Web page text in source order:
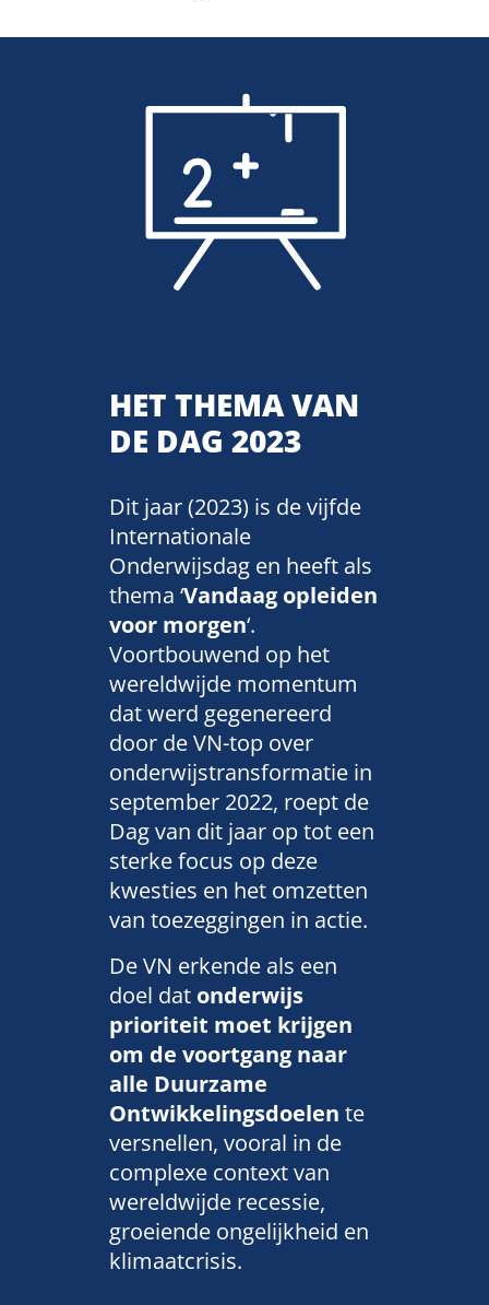
HET THEMA VAN
DE DAG 2023
Dit jaar (2023) is de vijfde
Internationale
Onderwijsdag en heeft als
thema ‘Vandaag opleiden
voor morgen‘.
Voortbouwend op het
wereldwijde momentum
dat werd gegenereerd
door de VN-top over
onderwijstransformatie in
september 2022, roept de
Dag van dit jaar op tot een
sterke focus op deze
kwesties en het omzetten
van toezeggingen in actie.
De VN erkende als een
doel dat onderwijs
prioriteit moet krijgen
om de voortgang naar
alle Duurzame
Ontwikkelingsdoelen te
versnellen, vooral in de
complexe context van
wereldwijde recessie,
groeiende ongelijkheid en
klimaatcrisis.